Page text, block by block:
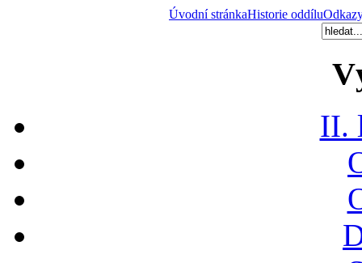
Úvodní stránkaHistorie oddílu
II.